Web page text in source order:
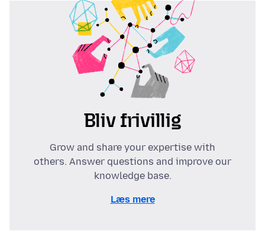
Bliv frivillig
Grow and share your expertise with
others. Answer questions and improve our
knowledge base.
Læs mere